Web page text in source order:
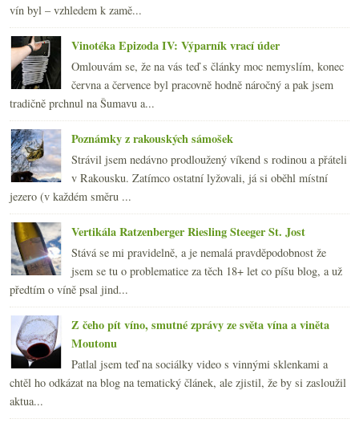
vín byl – vzhledem k zamě...
Vinotéka Epizoda IV: Výparník vrací úder
Omlouvám se, že na vás teď s články moc nemyslím, konec
června a července byl pracovně hodně náročný a pak jsem
tradičně prchnul na Šumavu a...
Poznámky z rakouských sámošek
Strávil jsem nedávno prodloužený víkend s rodinou a přáteli
v Rakousku. Zatímco ostatní lyžovali, já si oběhl místní
jezero (v každém směru ...
Vertikála Ratzenberger Riesling Steeger St. Jost
Stává se mi pravidelně, a je nemalá pravděpodobnost že
jsem se tu o problematice za těch 18+ let co píšu blog, a už
předtím o víně psal jind...
Z čeho pít víno, smutné zprávy ze světa vína a viněta
Moutonu
Patlal jsem teď na sociálky video s vinnými sklenkami a
chtěl ho odkázat na blog na tematický článek, ale zjistil, že by si zasloužil
aktua...